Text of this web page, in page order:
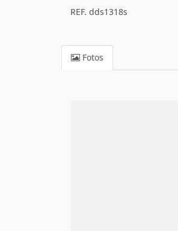
REF. dds1318s
Fotos